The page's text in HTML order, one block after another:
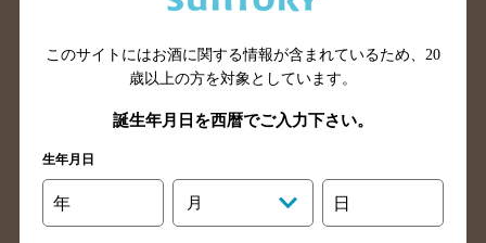
山口県のバー検索
鳥取県のバー検索
島根県のバー検索
徳島県のバー検索
香川県のバー検索
愛媛県のバー検索
高知県のバー検索
長崎県のバー検索
佐賀県のバー検索
大分県のバー検索
熊本県のバー検索
このサイトにはお酒に関する情報が含まれているため、 20
歳以上の方を対象としています。
誕生年月日を西暦でご入力下さい。
生年月日
年 月 日